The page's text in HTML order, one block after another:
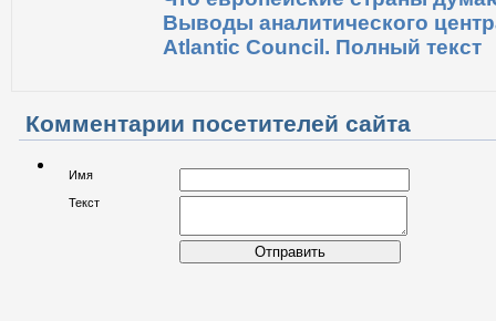
Выводы аналитического
Atlantic Council. Полный текст
Комментарии посетителей сайта
Имя
Текст
Отправить